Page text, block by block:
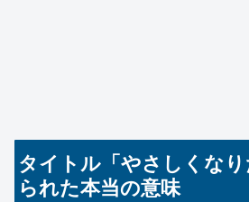
タイトル「やさしくな
られた本当の意味